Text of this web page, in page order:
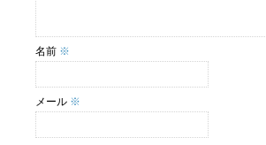
名前 ※
メール ※